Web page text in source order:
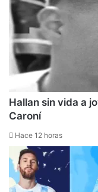
Hallan sin vida a
Caroní
Hace 12 horas